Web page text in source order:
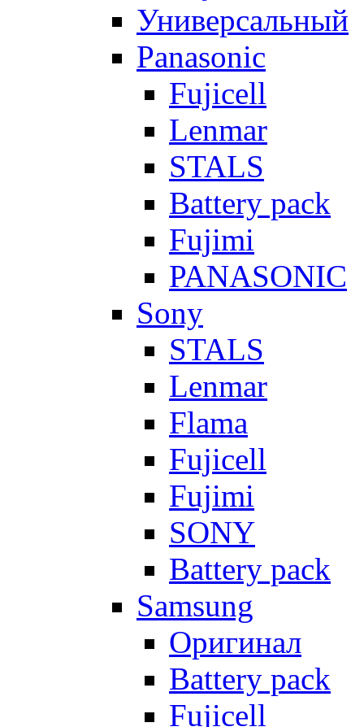
Универсальный
Panasonic
Fujicell
Lenmar
STALS
Battery pack
Fujimi
PANASONIC
Sony
STALS
Lenmar
Flama
Fujicell
Fujimi
SONY
Battery pack
Samsung
Оригинал
Battery pack
Fujicell